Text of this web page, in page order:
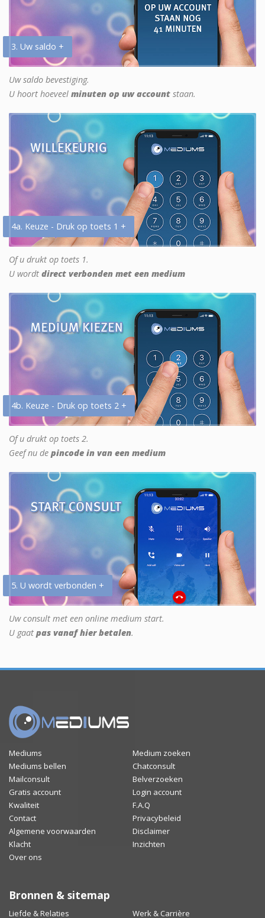
3. Uw saldo +
Uw saldo bevestiging.
U hoort hoeveel minuten op uw account staan.
4a. Keuze - Druk op toets 1 +
Of u drukt op toets 1.
U wordt direct verbonden met een medium
4b. Keuze - Druk op toets 2 +
Of u drukt op toets 2.
Geef nu de pincode in van een medium
5. U wordt verbonden +
Uw consult met een online medium start.
U gaat pas vanaf hier betalen.
Mediums
Medium zoeken
Mediums bellen
Chatconsult
Mailconsult
Belverzoeken
Gratis account
Login account
Kwaliteit
F.A.Q
Contact
Privacybeleid
Algemene voorwaarden
Disclaimer
Klacht
Inzichten
Over ons
Bronnen & sitemap
Liefde & Relaties Werk & Carrière